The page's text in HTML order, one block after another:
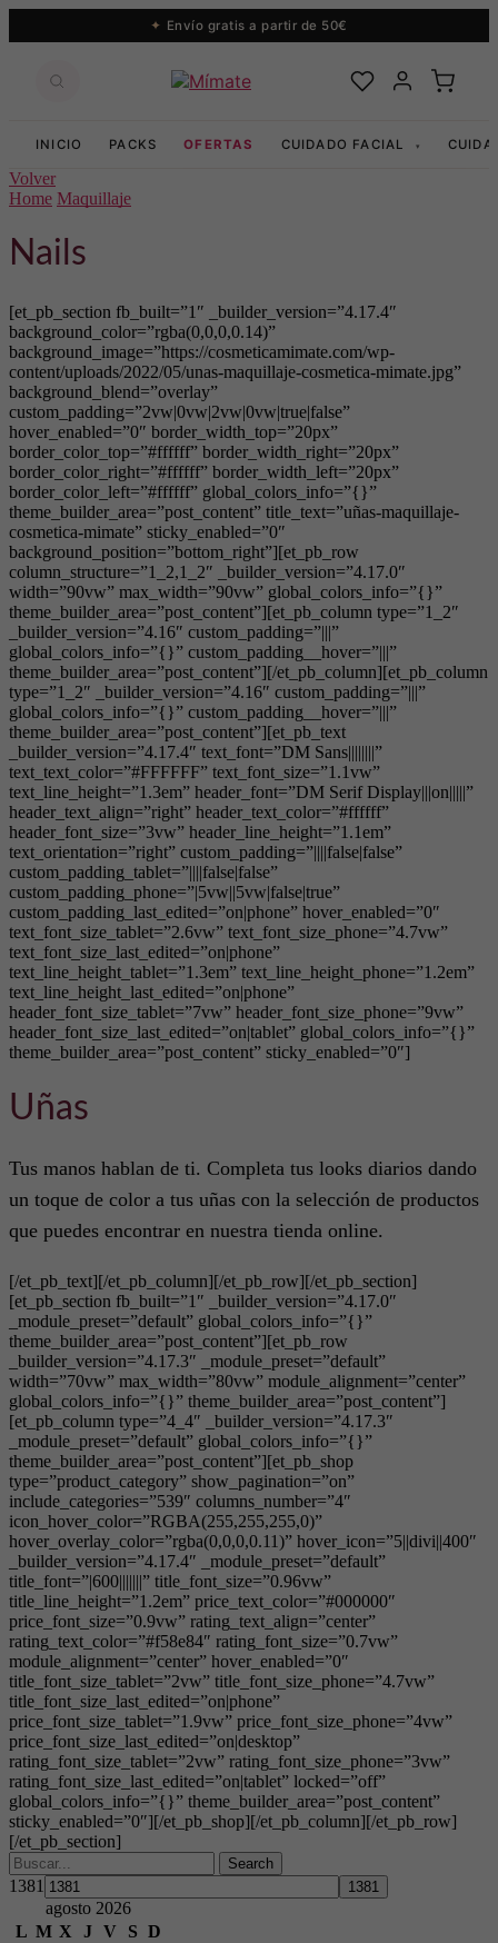
Envío gratis a partir de 50€
INICIO PACKS OFERTAS CUIDADO FACIAL ▾
Volver
Home Maquillaje
Nails
[et_pb_section fb_built=”1″ _builder_version=”4.17.4″
background_color=”rgba(0,0,0,0.14)”
background_image=”https://cosmeticamimate.com/wp-
content/uploads/2022/05/unas-maquillaje-cosmetica-mimate.jpg”
background_blend=”overlay”
custom_padding=”2vw|0vw|2vw|0vw|true|false”
hover_enabled=”0″ border_width_top=”20px”
border_color_top=”#ffffff” border_width_right=”20px”
border_color_right=”#ffffff” border_width_left=”20px”
border_color_left=”#ffffff” global_colors_info=”{}”
theme_builder_area=”post_content” title_text=”uñas-maquillaje-
cosmetica-mimate” sticky_enabled=”0″
background_position=”bottom_right”][et_pb_row
column_structure=”1_2,1_2″ _builder_version=”4.17.0″
width=”90vw” max_width=”90vw” global_colors_info=”{}”
theme_builder_area=”post_content”][et_pb_column type=”1_2″
_builder_version=”4.16″ custom_padding=”|||”
global_colors_info=”{}” custom_padding__hover=”|||”
theme_builder_area=”post_content”][/et_pb_column][et_pb_column
type=”1_2″ _builder_version=”4.16″ custom_padding=”|||”
global_colors_info=”{}” custom_padding__hover=”|||”
theme_builder_area=”post_content”][et_pb_text
_builder_version=”4.17.4″ text_font=”DM Sans||||||||”
text_text_color=”#FFFFFF” text_font_size=”1.1vw”
text_line_height=”1.3em” header_font=”DM Serif Display|||on|||||”
header_text_align=”right” header_text_color=”#ffffff”
header_font_size=”3vw” header_line_height=”1.1em”
text_orientation=”right” custom_padding=”||||false|false”
custom_padding_tablet=”||||false|false”
custom_padding_phone=”|5vw||5vw|false|true”
custom_padding_last_edited=”on|phone” hover_enabled=”0″
text_font_size_tablet=”2.6vw” text_font_size_phone=”4.7vw”
text_font_size_last_edited=”on|phone”
text_line_height_tablet=”1.3em” text_line_height_phone=”1.2em”
text_line_height_last_edited=”on|phone”
header_font_size_tablet=”7vw” header_font_size_phone=”9vw”
header_font_size_last_edited=”on|tablet” global_colors_info=”{}”
theme_builder_area=”post_content” sticky_enabled=”0″]
Uñas
Tus manos hablan de ti. Completa tus looks diarios dando
un toque de color a tus uñas con la selección de productos
que puedes encontrar en nuestra tienda online.
[/et_pb_text][/et_pb_column][/et_pb_row][/et_pb_section]
[et_pb_section fb_built=”1″ _builder_version=”4.17.0″
_module_preset=”default” global_colors_info=”{}”
theme_builder_area=”post_content”][et_pb_row
_builder_version=”4.17.3″ _module_preset=”default”
width=”70vw” max_width=”80vw” module_alignment=”center”
global_colors_info=”{}” theme_builder_area=”post_content”]
[et_pb_column type=”4_4″ _builder_version=”4.17.3″
_module_preset=”default” global_colors_info=”{}”
theme_builder_area=”post_content”][et_pb_shop
type=”product_category” show_pagination=”on”
include_categories=”539″ columns_number=”4″
icon_hover_color=”RGBA(255,255,255,0)”
hover_overlay_color=”rgba(0,0,0,0.11)” hover_icon=”5||divi||400″
_builder_version=”4.17.4″ _module_preset=”default”
title_font=”|600|||||||” title_font_size=”0.96vw”
title_line_height=”1.2em” price_text_color=”#000000″
price_font_size=”0.9vw” rating_text_align=”center”
rating_text_color=”#f58e84″ rating_font_size=”0.7vw”
module_alignment=”center” hover_enabled=”0″
title_font_size_tablet=”2vw” title_font_size_phone=”4.7vw”
title_font_size_last_edited=”on|phone”
price_font_size_tablet=”1.9vw” price_font_size_phone=”4vw”
price_font_size_last_edited=”on|desktop”
rating_font_size_tablet=”2vw” rating_font_size_phone=”3vw”
rating_font_size_last_edited=”on|tablet” locked=”off”
global_colors_info=”{}” theme_builder_area=”post_content”
sticky_enabled=”0″][/et_pb_shop][/et_pb_column][/et_pb_row]
[/et_pb_section]
Search
1381
agosto 2026
L M X J V S D